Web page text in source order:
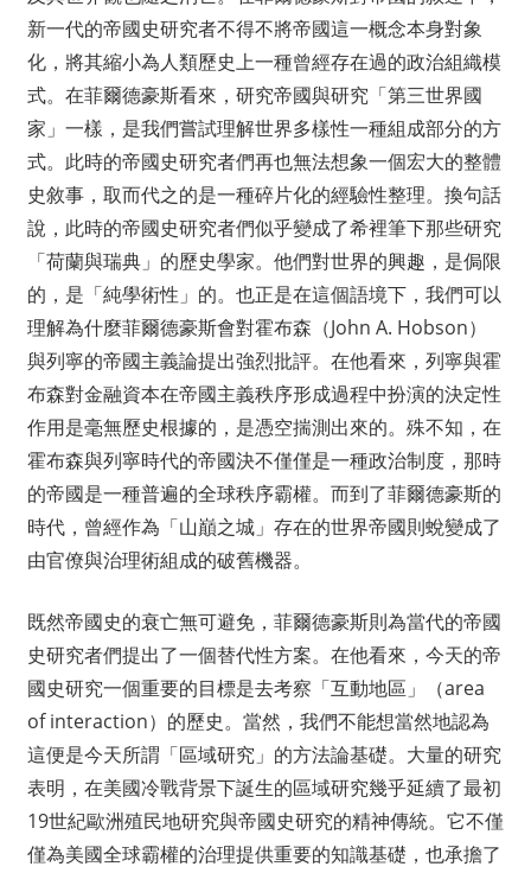
新一代的帝國史研究者不得不將帝國這一概念本身對象
化，將其縮小為人類歷史上一種曾經存在過的政治組織模
式。在菲爾德豪斯看來，研究帝國與研究「第三世界國
家」一樣，是我們嘗試理解世界多樣性一種組成部分的方
式。此時的帝國史研究者們再也無法想象一個宏大的整體
史敘事，取而代之的是一種碎片化的經驗性整理。換句話
說，此時的帝國史研究者們似乎變成了希裡筆下那些研究
「荷蘭與瑞典」的歷史學家。他們對世界的興趣，是侷限
的，是「純學術性」的。也正是在這個語境下，我們可以
理解為什麼菲爾德豪斯會對霍布森（John A. Hobson）
與列寧的帝國主義論提出強烈批評。在他看來，列寧與霍
布森對金融資本在帝國主義秩序形成過程中扮演的決定性
作用是毫無歷史根據的，是憑空揣測出來的。殊不知，在
霍布森與列寧時代的帝國決不僅僅是一種政治制度，那時
的帝國是一種普遍的全球秩序霸權。而到了菲爾德豪斯的
時代，曾經作為「山巔之城」存在的世界帝國則蛻變成了
由官僚與治理術組成的破舊機器。
既然帝國史的衰亡無可避免，菲爾德豪斯則為當代的帝國
史研究者們提出了一個替代性方案。在他看來，今天的帝
國史研究一個重要的目標是去考察「互動地區」（area
of interaction）的歷史。當然，我們不能想當然地認為
這便是今天所謂「區域研究」的方法論基礎。大量的研究
表明，在美國冷戰背景下誕生的區域研究幾乎延續了最初
19世紀歐洲殖民地研究與帝國史研究的精神傳統。它不僅
僅為美國全球霸權的治理提供重要的知識基礎，也承擔了